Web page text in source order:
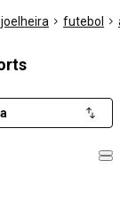
joelheira futebol